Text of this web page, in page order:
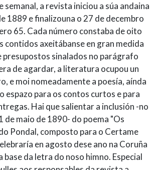
semanal, a revista iniciou a súa andaina
1889 e finalizouna o 27 de decembro
65. Cada número constaba de oito
contidos axeitábanse en gran medida
presupostos sinalados no parágrafo
de agardar, a literatura ocupou un
e moi nomeadamente a poesía, aínda
espazo para os contos curtos e para
Hai que salientar a inclusión -no
de maio de 1890- do poema "Os
Pondal, composto para o Certame
en agosto dese ano na Coruña
base da letra do noso himno. Especial